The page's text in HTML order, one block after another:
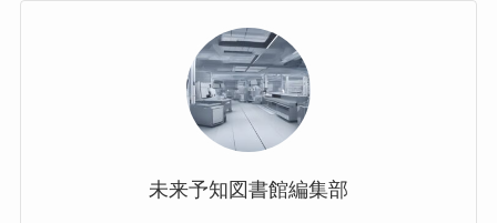
未来予知図書館編集部